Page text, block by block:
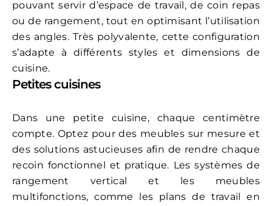
pouvant servir d’espace de travail, de coin repas
ou de rangement, tout en optimisant l’utilisation
des angles. Très polyvalente, cette configuration
s’adapte à différents styles et dimensions de
cuisine.
Petites cuisines
Dans une petite cuisine, chaque centimètre
compte. Optez pour des meubles sur mesure et
des solutions astucieuses afin de rendre chaque
recoin fonctionnel et pratique. Les systèmes de
rangement vertical et les meubles
multifonctions, comme les plans de travail en